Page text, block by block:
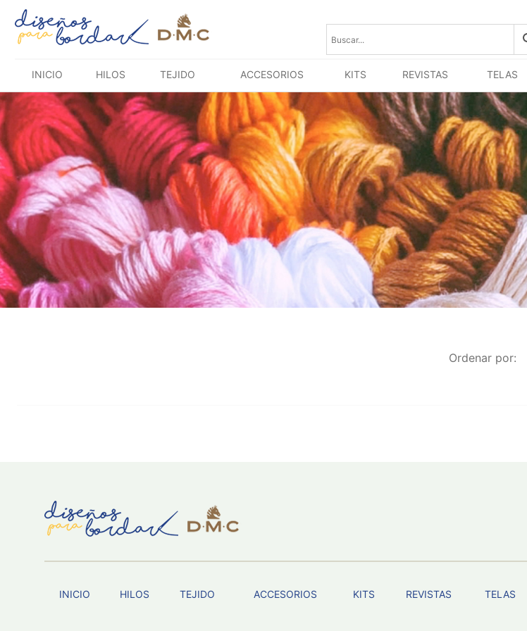
Saltar
contenido
INICIO HILOS TEJIDO ACCESORIOS KITS REVISTAS TELAS
Ordenar por:
INICIO HILOS TEJIDO ACCESORIOS KITS REVISTAS TELAS